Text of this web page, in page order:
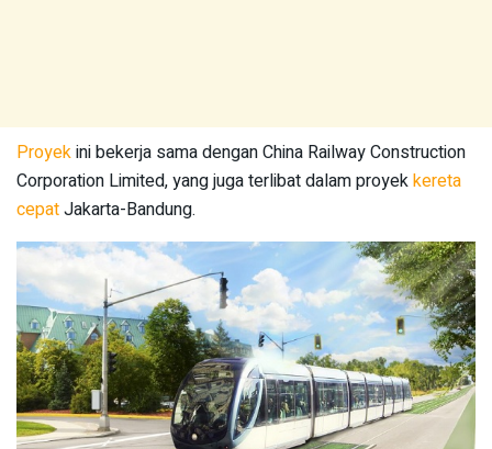
Proyekini bekerja sama dengan China Railway Construction
Corporation Limited, yang juga terlibat dalam proyekkereta
cepatJakarta-Bandung.